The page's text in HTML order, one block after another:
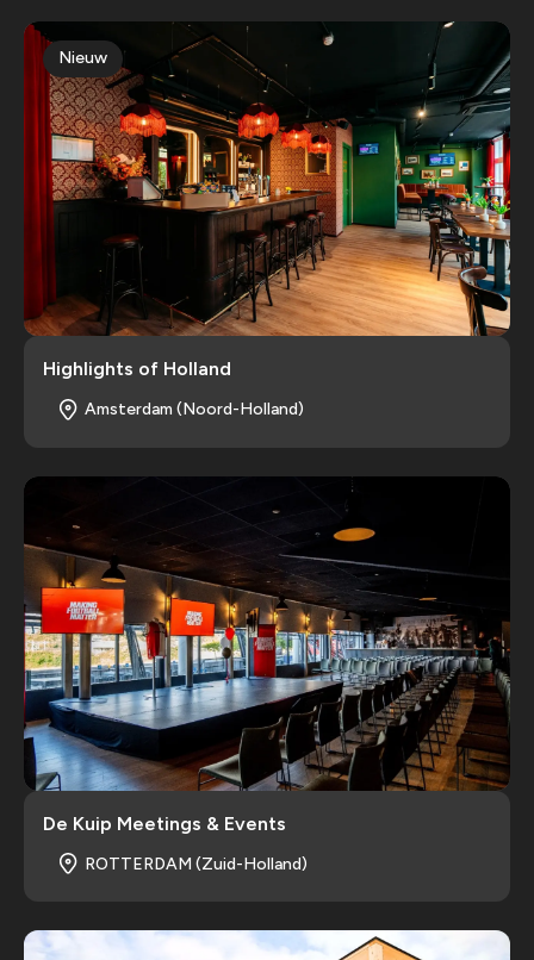
Highlights of Holland
Amsterdam (Noord-Holland)
Nieuw
De Kuip Meetings & Events
ROTTERDAM (Zuid-Holland)